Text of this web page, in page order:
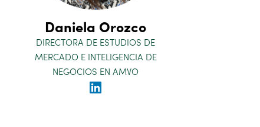
Daniela Orozco
DIRECTORA DE ESTUDIOS DE
MERCADO E INTELIGENCIA DE
NEGOCIOS EN AMVO